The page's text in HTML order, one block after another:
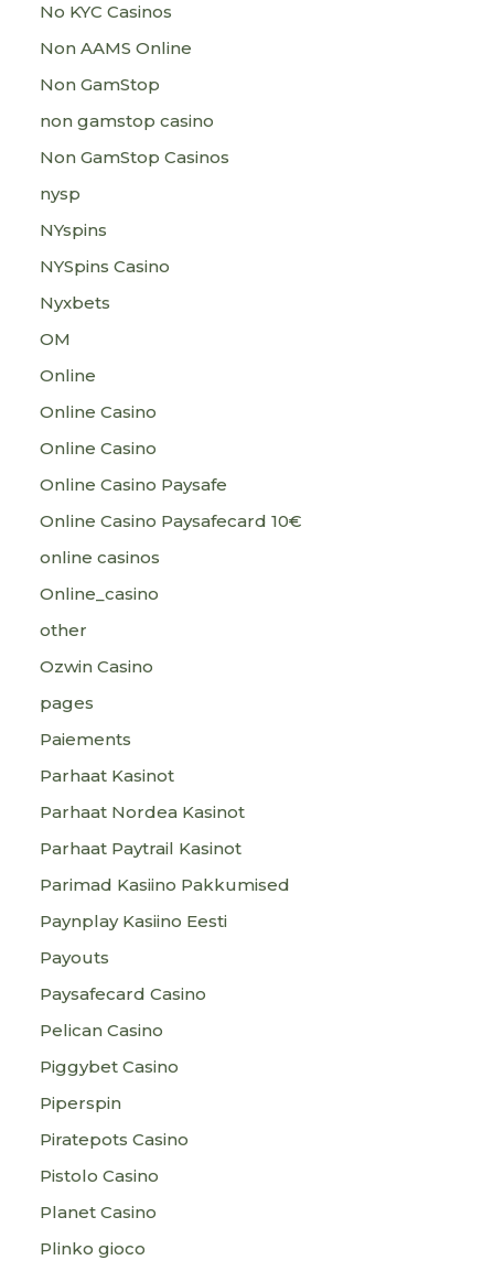
No KYC Casinos
Non AAMS Online
Non GamStop
non gamstop casino
Non GamStop Casinos
nysp
NYspins
NYSpins Casino
Nyxbets
OM
Online
Online Casino
Online Casino
Online Casino Paysafe
Online Casino Paysafecard 10€
online casinos
Online_casino
other
Ozwin Casino
pages
Paiements
Parhaat Kasinot
Parhaat Nordea Kasinot
Parhaat Paytrail Kasinot
Parimad Kasiino Pakkumised
Paynplay Kasiino Eesti
Payouts
Paysafecard Casino
Pelican Casino
Piggybet Casino
Piperspin
Piratepots Casino
Pistolo Casino
Planet Casino
Plinko gioco